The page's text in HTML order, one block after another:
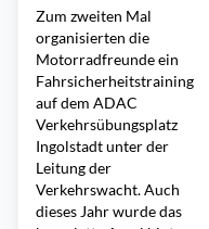
Zum zweiten Mal
organisierten die
Motorradfreunde ein
Fahrsicherheitstraining
auf dem ADAC
Verkehrsübungsplatz
Ingolstadt unter der
Leitung der
Verkehrswacht. Auch
dieses Jahr wurde das